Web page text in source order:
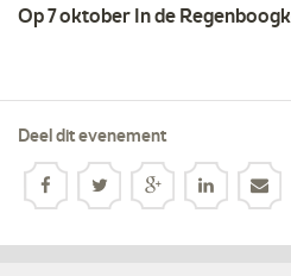
Op 7 oktober In de
Deel dit evenement